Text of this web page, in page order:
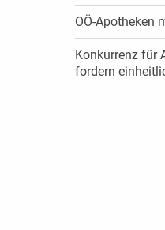
OÖ-Apotheken
Konkurrenz für
fordern